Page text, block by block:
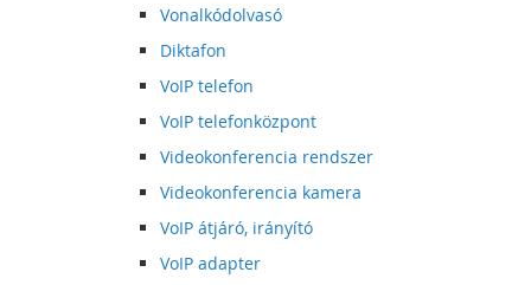
Vonalkódolvasó
Diktafon
VoIP telefon
VoIP telefonközpont
Videokonferencia rendszer
Videokonferencia kamera
VoIP átjáró, irányító
VoIP adapter